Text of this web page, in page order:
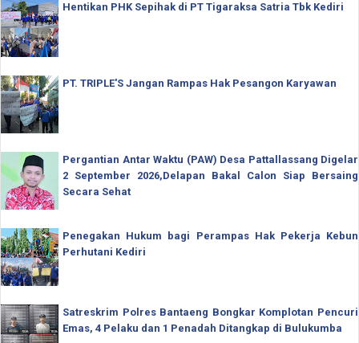
Hentikan PHK Sepihak di PT Tigaraksa Satria Tbk Kediri
PT. TRIPLE'S Jangan Rampas Hak Pesangon Karyawan
Pergantian Antar Waktu (PAW) Desa Pattallassang Digelar
2 September 2026,Delapan Bakal Calon Siap Bersaing
Secara Sehat
Penegakan Hukum bagi Perampas Hak Pekerja Kebun
Perhutani Kediri
Satreskrim Polres Bantaeng Bongkar Komplotan Pencuri
Emas, 4 Pelaku dan 1 Penadah Ditangkap di Bulukumba